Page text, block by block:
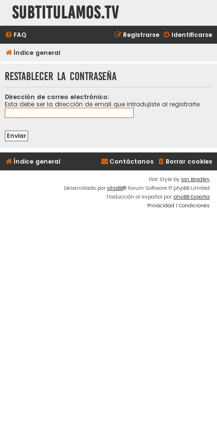
subtitulamos.tv
FAQ Identificarse
Registrarse
Índice general
Restablecer la contraseña
Dirección de correo electrónico:
Esta debe ser la dirección de email que introdujiste al registrarte.
Índice general Borrar cookies
Contáctanos
Flat Style by Ian Bradley
Desarrollado por phpBB® Forum Software © phpBB Limited
Traducción al español por phpBB España
Privacidad | Condiciones